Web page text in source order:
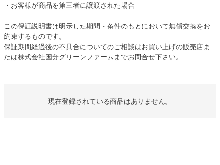
・お客様が商品を第三者に譲渡された場合
この保証説明書は明示した期間・条件のもとにおいて無償交換をお
約束するものです。
保証期間経過後の不具合についてのご相談はお買い上げの販売店ま
たは株式会社国分グリーンファームまでお問合せ下さい。
現在登録されている商品はありません。